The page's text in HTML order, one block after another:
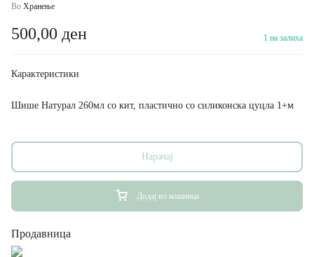
Во Хранење
500,00 ден 1 на залиха
Карактеристики
Шише Натурал 260мл со кит, пластично со силиконска цуцла 1+м
Додај во кошница
Нарачај
Продавница